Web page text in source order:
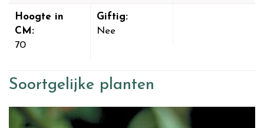
Hoogte in
CM:
70
Giftig:
Nee
Soortgelijke planten